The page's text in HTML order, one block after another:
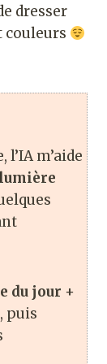
dresser
couleurs
m’aide
du jour +
puis